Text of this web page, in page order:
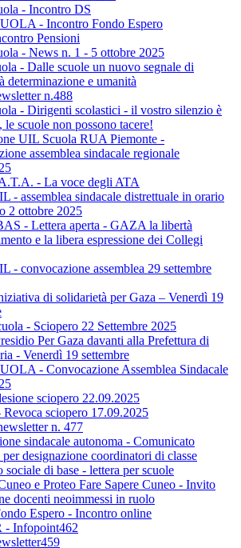
- Incontro DS
- Incontro Fondo Espero
Pensioni
- News n. 1 - 5 ottobre 2025
- Dalle scuole un nuovo segnale di
determinazione e umanità
n.488
- Dirigenti scolastici - il vostro silenzio è
le scuole non possono tacere!
UIL Scuola RUA Piemonte -
assemblea sindacale regionale
- La voce degli ATA
- assemblea sindacale distrettuale in orario
2 ottobre 2025
- Lettera aperta - GAZA la libertà
e la libera espressione dei Collegi
- convocazione assemblea 29 settembre
di solidarietà per Gaza – Venerdì 19
- Sciopero 22 Settembre 2025
Per Gaza davanti alla Prefettura di
- Venerdì 19 settembre
- Convocazione Assemblea Sindacale
sciopero 22.09.2025
sciopero 17.09.2025
n. 477
sindacale autonoma - Comunicato
per designazione coordinatori di classe
sociale di base - lettera per scuole
e Proteo Fare Sapere Cuneo - Invito
docenti neoimmessi in ruolo
Espero - Incontro online
- Infopoint462